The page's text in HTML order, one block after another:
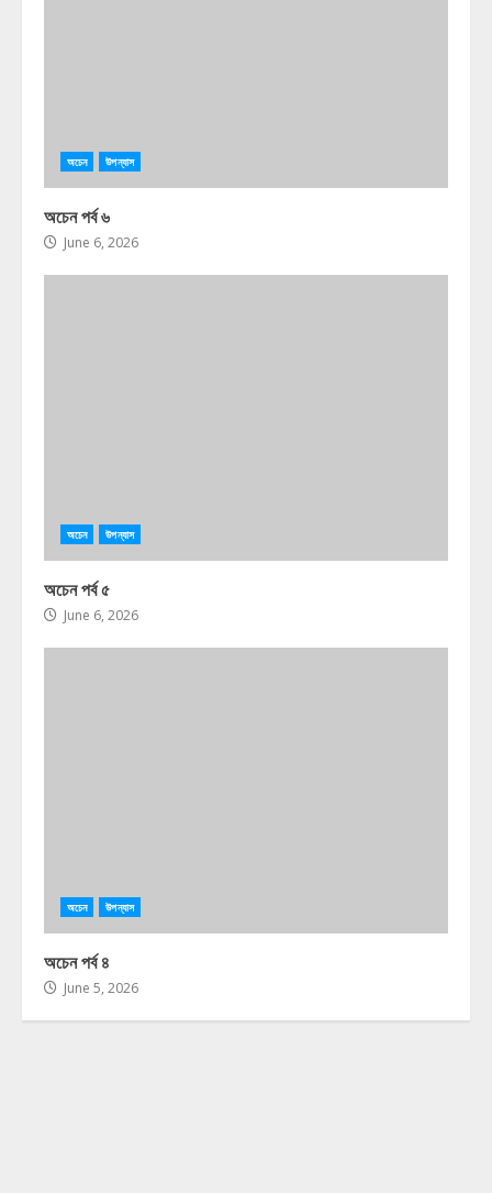
অচেন উপন্যাস
অচেন পর্ব ৬
June 6, 2026
অচেন উপন্যাস
অচেন পর্ব ৫
June 6, 2026
অচেন উপন্যাস
অচেন পর্ব ৪
June 5, 2026